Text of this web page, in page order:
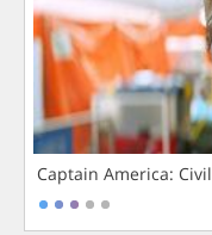
Captain America: